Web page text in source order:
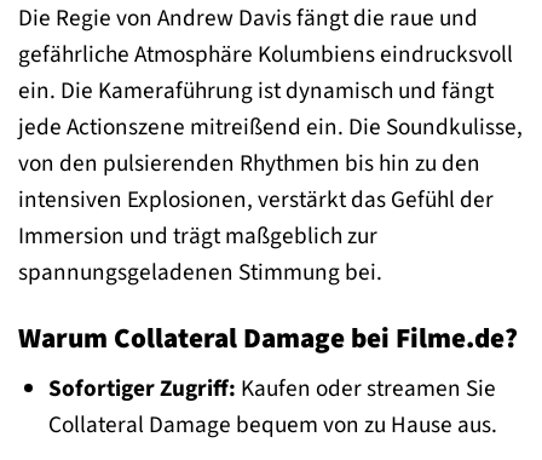
Die Regie von Andrew Davis fängt die raue und
gefährliche Atmosphäre Kolumbiens eindrucksvoll
ein. Die Kameraführung ist dynamisch und fängt
jede Actionszene mitreißend ein. Die Soundkulisse,
von den pulsierenden Rhythmen bis hin zu den
intensiven Explosionen, verstärkt das Gefühl der
Immersion und trägt maßgeblich zur
spannungsgeladenen Stimmung bei.
Warum Collateral Damage bei Filme.de?
Sofortiger Zugriff: Kaufen oder streamen Sie
Collateral Damage bequem von zu Hause aus.